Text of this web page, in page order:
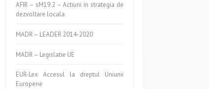
AFIR – sM19.2 – Actiuni in strategia de
dezvoltare locala
MADR – LEADER 2014-2020
MADR – Legislatie UE
EUR-Lex Accesul la dreptul Uniunii
Europene